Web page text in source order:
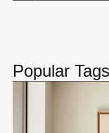
Popular Tags